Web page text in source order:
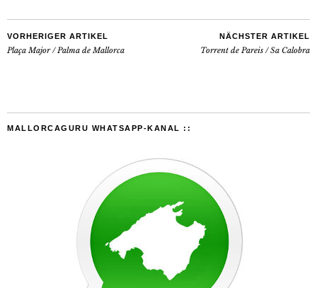
VORHERIGER ARTIKEL
Plaça Major / Palma de Mallorca
NÄCHSTER ARTIKEL
Torrent de Pareis / Sa Calobra
MALLORCAGURU WHATSAPP-KANAL ::